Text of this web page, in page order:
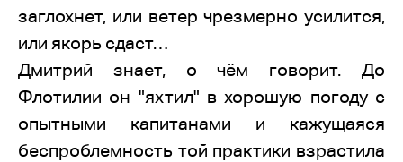
заглохнет, или ветер чрезмерно усилится,
или якорь сдаст…
Дмитрий знает, о чём говорит. До
Флотилии он "яхтил" в хорошую погоду с
опытными капитанами и кажущаяся
беспроблемность той практики взрастила